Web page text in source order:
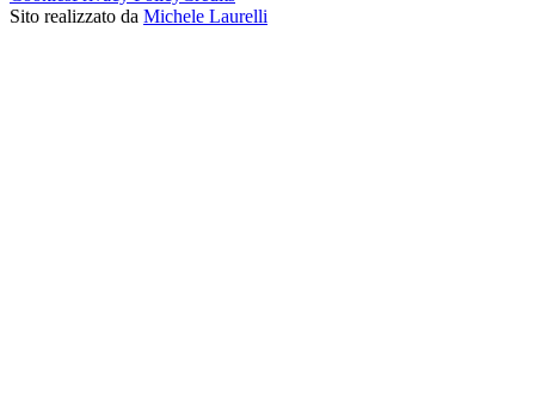
Sito realizzato da Michele Laurelli